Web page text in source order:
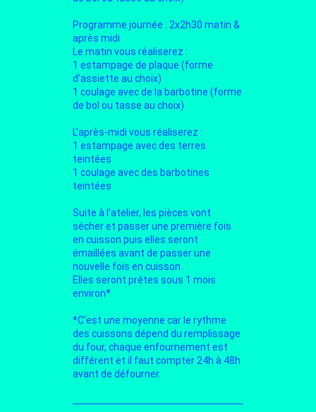
Programme journée : 2x2h30 matin &
après midi
Le matin vous réaliserez :
1 estampage de plaque (forme
d’assiette au choix)
1 coulage avec de la barbotine (forme
de bol ou tasse au choix)
L’après-midi vous réaliserez :
1 estampage avec des terres
teintées
1 coulage avec des barbotines
teintées
Suite à l’atelier, les pièces vont
sécher et passer une première fois
en cuisson puis elles seront
émaillées avant de passer une
nouvelle fois en cuisson.
Elles seront prêtes sous 1 mois
environ*
*C’est une moyenne car le rythme
des cuissons dépend du remplissage
du four, chaque enfournement est
différent et il faut compter 24h à 48h
avant de défourner.